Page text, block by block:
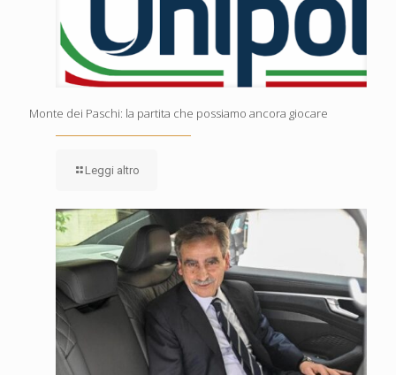
Monte dei Paschi: la partita che possiamo ancora giocare
Leggi altro